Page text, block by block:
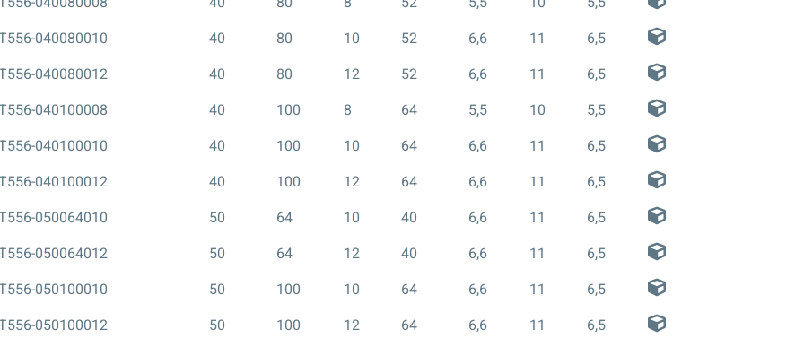
040080010
40 80 10 52 6,6 11
6,5
040080012
40 80 12 52 6,6 11
6,5
040100008
40 100 8 64 5,5 10
5,5
040100010
40 100 10 64 6,6 11
6,5
040100012
40 100 12 64 6,6 11
6,5
050064010
50 64 10 40 6,6 11
6,5
050064012
50 64 12 40 6,6 11
6,5
050100010
50 100 10 64 6,6 11
6,5
050100012
50 100 12 64 6,6 11
6,5